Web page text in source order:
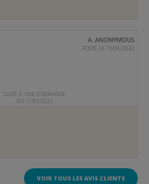
A. ANONYMOUS
POSTÉ LE 15/06/2022
SUITE À UNE COMMANDE
DU 11/05/2022
VOIR TOUS LES AVIS CLIENTS